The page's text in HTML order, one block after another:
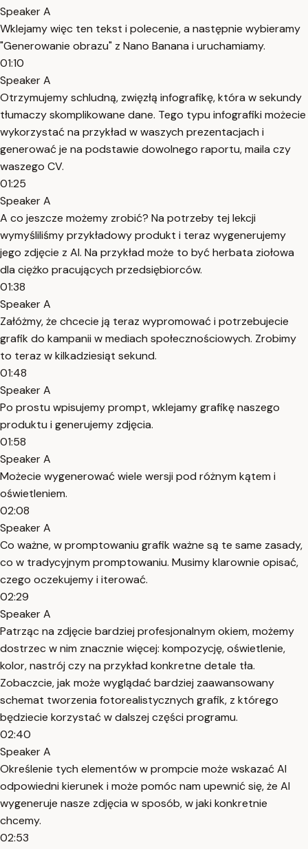
Speaker A
Wklejamy więc ten tekst i polecenie, a następnie wybieramy
"Generowanie obrazu" z Nano Banana i uruchamiamy.
01:10
Speaker A
Otrzymujemy schludną, zwięzłą infografikę, która w sekundy
tłumaczy skomplikowane dane. Tego typu infografiki możecie
wykorzystać na przykład w waszych prezentacjach i
generować je na podstawie dowolnego raportu, maila czy
waszego CV.
01:25
Speaker A
A co jeszcze możemy zrobić? Na potrzeby tej lekcji
wymyśliliśmy przykładowy produkt i teraz wygenerujemy
jego zdjęcie z AI. Na przykład może to być herbata ziołowa
dla ciężko pracujących przedsiębiorców.
01:38
Speaker A
Załóżmy, że chcecie ją teraz wypromować i potrzebujecie
grafik do kampanii w mediach społecznościowych. Zrobimy
to teraz w kilkadziesiąt sekund.
01:48
Speaker A
Po prostu wpisujemy prompt, wklejamy grafikę naszego
produktu i generujemy zdjęcia.
01:58
Speaker A
Możecie wygenerować wiele wersji pod różnym kątem i
oświetleniem.
02:08
Speaker A
Co ważne, w promptowaniu grafik ważne są te same zasady,
co w tradycyjnym promptowaniu. Musimy klarownie opisać,
czego oczekujemy i iterować.
02:29
Speaker A
Patrząc na zdjęcie bardziej profesjonalnym okiem, możemy
dostrzec w nim znacznie więcej: kompozycję, oświetlenie,
kolor, nastrój czy na przykład konkretne detale tła.
Zobaczcie, jak może wyglądać bardziej zaawansowany
schemat tworzenia fotorealistycznych grafik, z którego
będziecie korzystać w dalszej części programu.
02:40
Speaker A
Określenie tych elementów w prompcie może wskazać AI
odpowiedni kierunek i może pomóc nam upewnić się, że AI
wygeneruje nasze zdjęcia w sposób, w jaki konkretnie
chcemy.
02:53